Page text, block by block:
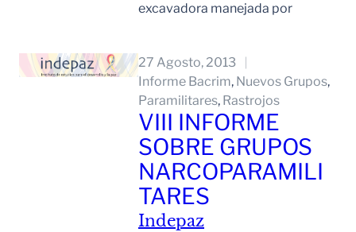
excavadora manejada por
27 Agosto, 2013
Informe Bacrim, Nuevos Grupos
Paramilitares, Rastrojos
VIII INFORME
SOBRE GRUPOS
NARCOPARAMILI
TARES
Indepaz